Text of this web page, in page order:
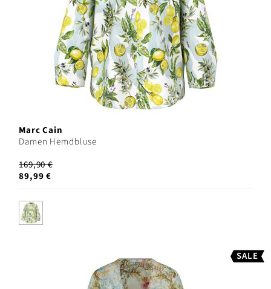
Marc Cain
Damen Hemdbluse
169,90 €
89,99 €
SALE